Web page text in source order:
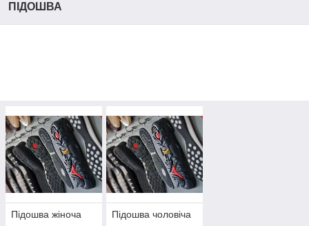
ПІДОШВА
Підошва жіноча Підошва чоловіча